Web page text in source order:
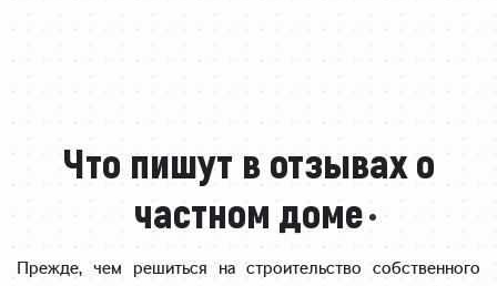
Что пишут в отзывах о
частном доме
Прежде, чем решиться на строительство собственного